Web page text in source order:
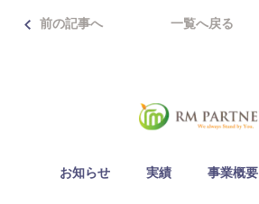
Access
03-6300-7940（本社/保険）
前の記事へ 一覧へ戻る
お知らせ 実績 事業概要